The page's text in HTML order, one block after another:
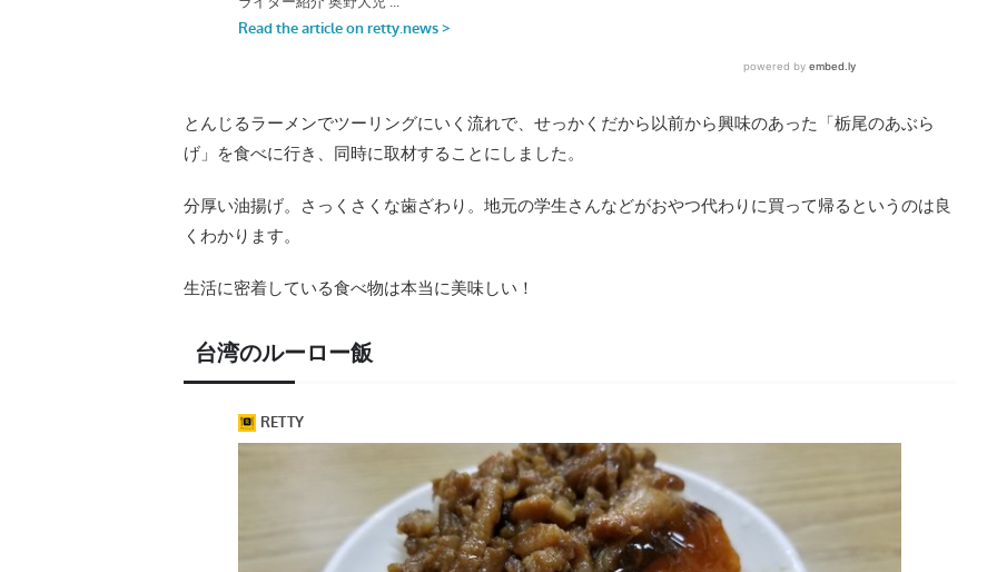
とんじるラーメンでツーリングにいく流れで、せっかくだから以前から興味のあった「栃尾のあぶら
げ」を食べに行き、同時に取材することにしました。
分厚い油揚げ。さっくさくな歯ざわり。地元の学生さんなどがおやつ代わりに買って帰るというのは良
くわかります。
生活に密着している食べ物は本当に美味しい！
台湾のルーロー飯